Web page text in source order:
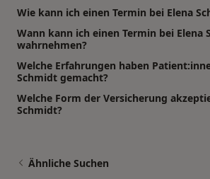
Wie kann ich einen Termin bei Elena
Wann kann ich einen Termin bei Elena
wahrnehmen?
Welche Erfahrungen haben
Schmidt gemacht?
Welche Form der Versicherung
Schmidt?
Ähnliche Suchen